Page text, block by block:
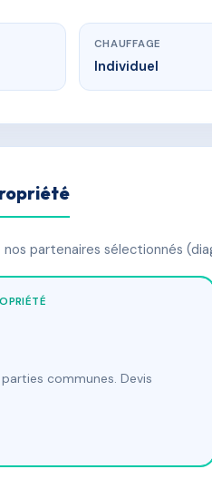
CHAUFFAGE
Individuel
partenaires sélectionnés
communes. Devis